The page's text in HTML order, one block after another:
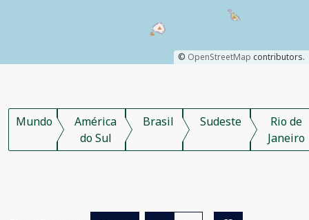
© OpenStreetMap contributors.
Mundo
América
do Sul
Brasil Sudeste
Rio de
Janeiro